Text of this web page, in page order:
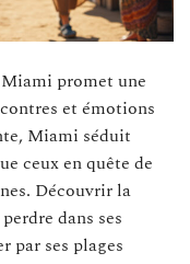
promet une
et émotions
Miami séduit
ceux en quête de
Découvrir la
dans ses
par ses plages